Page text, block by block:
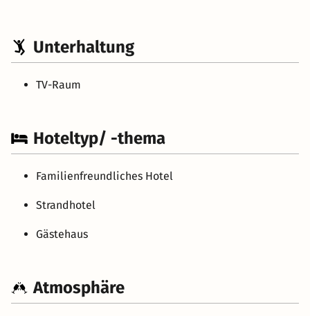
Unterhaltung
TV-Raum
Hoteltyp/ -thema
Familienfreundliches Hotel
Strandhotel
Gästehaus
Atmosphäre